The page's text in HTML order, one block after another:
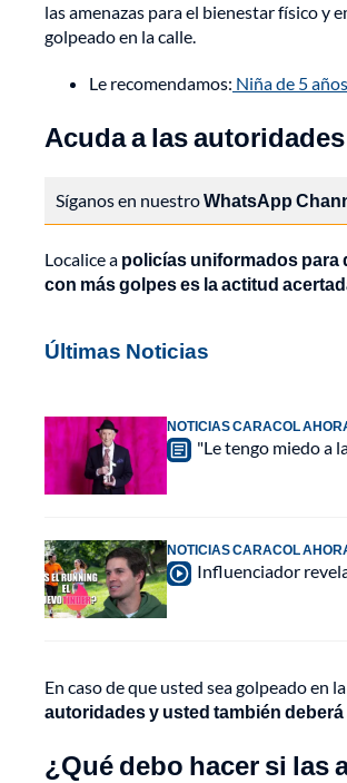
las amenazas para el bienestar físico y
golpeado en la calle.
Le recomendamos: Niña de 5
Acuda a las autoridades
Síganos en nuestroWhatsApp
Localice a policías uniformados para
con más golpes es la actitud
Últimas Noticias
NOTICIAS CARACOL
"Le tengo miedo a
NOTICIAS CARACOL
Influenciador
En caso de que usted sea golpeado en
autoridades y usted también
¿Qué debo hacer si las